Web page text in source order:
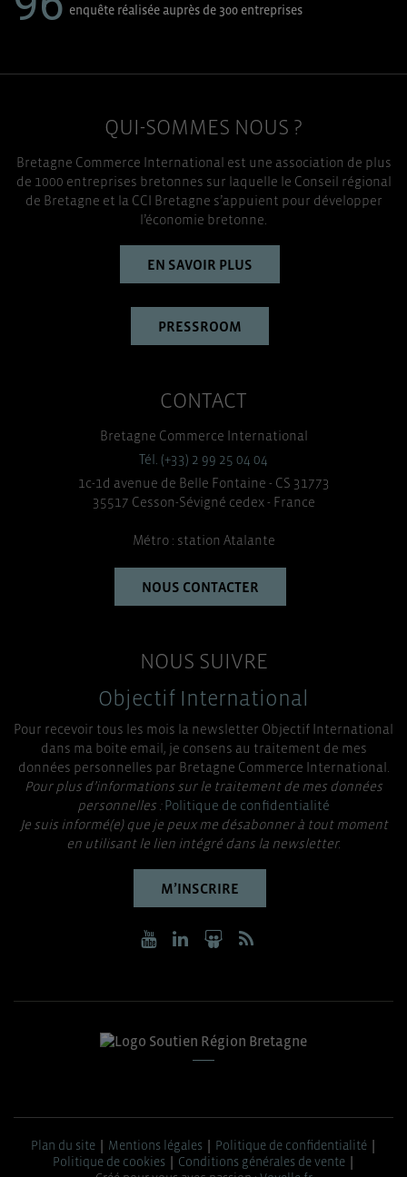
enquête réalisée auprès de 300 entreprises
QUI-SOMMES NOUS ?
Bretagne Commerce International est une association de plus
de 1000 entreprises bretonnes sur laquelle le Conseil régional
de Bretagne et la CCI Bretagne s’appuient pour développer
l’économie bretonne.
EN SAVOIR PLUS
PRESSROOM
CONTACT
Bretagne Commerce International
Tél. (+33) 2 99 25 04 04
1c-1d avenue de Belle Fontaine - CS 31773
35517 Cesson-Sévigné cedex - France
Métro : station Atalante
NOUS CONTACTER
NOUS SUIVRE
Objectif International
Pour recevoir tous les mois la newsletter Objectif International
dans ma boite email, je consens au traitement de mes
données personnelles par Bretagne Commerce International.
Pour plus d’informations sur le traitement de mes données
personnelles :Politique de confidentialité
Je suis informé(e) que je peux me désabonner à tout moment
en utilisant le lien intégré dans la newsletter.
M’INSCRIRE
Plan du site Mentions légales
Politique de confidentialité
Politique de cookies
Conditions générales de vente